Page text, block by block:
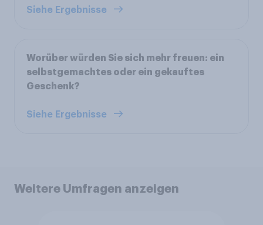
Siehe Ergebnisse
Worüber würden Sie sich mehr freuen: ein
selbstgemachtes oder ein gekauftes
Geschenk?
Siehe Ergebnisse
Weitere Umfragen anzeigen